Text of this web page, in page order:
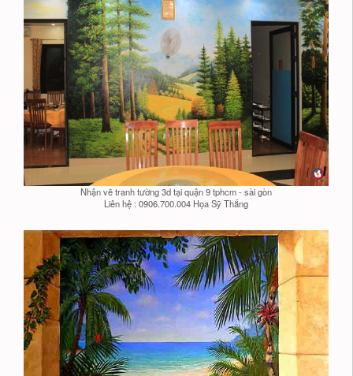
Nhận vẽ tranh tường 3d tại quận 9 tphcm - sài gòn
Liên hệ : 0906.700.004 Họa Sỹ Thắng